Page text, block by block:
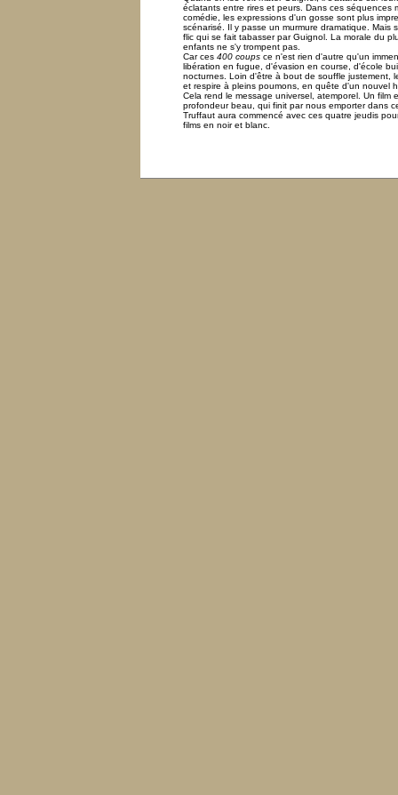
éclatants entre rires et peurs. Dans ces séquences
comédie, les expressions d'un gosse sont plus
scénarisé. Il y passe un murmure dramatique. Mais
flic qui se fait tabasser par Guignol. La morale du
enfants ne s'y trompent pas.
Car ces 400 coups ce n'est rien d'autre qu'un
libération en fugue, d'évasion en course, d'école
nocturnes. Loin d'être à bout de souffle justement,
et respire à pleins poumons, en quête d'un nouvel
Cela rend le message universel, atemporel. Un film
profondeur beau, qui finit par nous emporter dans
Truffaut aura commencé avec ces quatre jeudis
films en noir et blanc.